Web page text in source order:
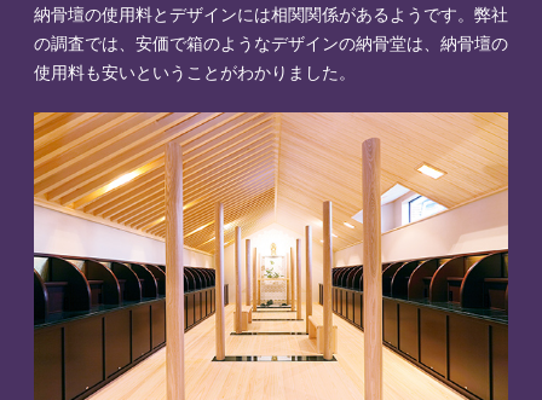
納骨壇の使用料とデザインには相関関係があるようです。弊社
の調査では、安価で箱のようなデザインの納骨堂は、納骨壇の
使用料も安いということがわかりました。